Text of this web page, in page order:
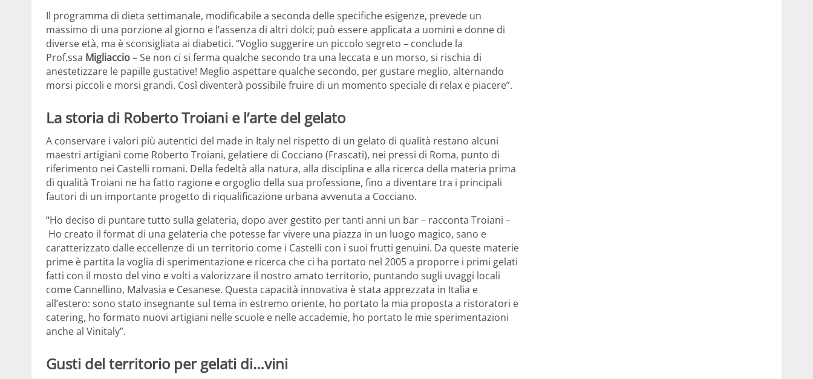
Il programma di dieta settimanale, modificabile a seconda delle specifiche esigenze, prevede un
massimo di una porzione al giorno e l’assenza di altri dolci; può essere applicata a uomini e donne di
diverse età, ma è sconsigliata ai diabetici. “Voglio suggerire un piccolo segreto – conclude la
Prof.ssa Migliaccio– Se non ci si ferma qualche secondo tra una leccata e un morso, si rischia di
anestetizzare le papille gustative! Meglio aspettare qualche secondo, per gustare meglio, alternando
morsi piccoli e morsi grandi. Così diventerà possibile fruire di un momento speciale di relax e piacere”.
La storia di Roberto Troiani e l’arte del gelato
A conservare i valori più autentici del made in Italy nel rispetto di un gelato di qualità restano alcuni
maestri artigiani come Roberto Troiani, gelatiere di Cocciano (Frascati), nei pressi di Roma, punto di
riferimento nei Castelli romani. Della fedeltà alla natura, alla disciplina e alla ricerca della materia prima
di qualità Troiani ne ha fatto ragione e orgoglio della sua professione, fino a diventare tra i principali
fautori di un importante progetto di riqualificazione urbana avvenuta a Cocciano.
“Ho deciso di puntare tutto sulla gelateria, dopo aver gestito per tanti anni un bar – racconta Troiani –
Ho creato il format di una gelateria che potesse far vivere una piazza in un luogo magico, sano e
caratterizzato dalle eccellenze di un territorio come i Castelli con i suoi frutti genuini. Da queste materie
prime è partita la voglia di sperimentazione e ricerca che ci ha portato nel 2005 a proporre i primi gelati
fatti con il mosto del vino e volti a valorizzare il nostro amato territorio, puntando sugli uvaggi locali
come Cannellino, Malvasia e Cesanese. Questa capacità innovativa è stata apprezzata in Italia e
all’estero: sono stato insegnante sul tema in estremo oriente, ho portato la mia proposta a ristoratori e
catering, ho formato nuovi artigiani nelle scuole e nelle accademie, ho portato le mie sperimentazioni
anche al Vinitaly”.
Gusti del territorio per gelati di…vini